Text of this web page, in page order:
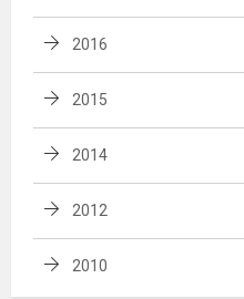
2016
2015
2014
2012
2010